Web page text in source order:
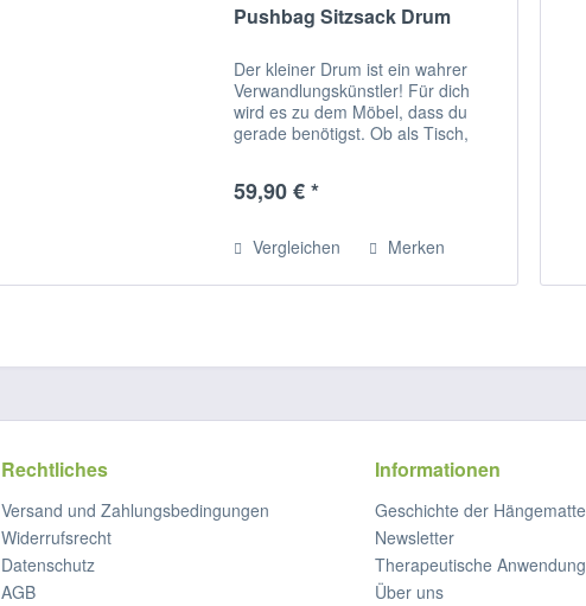
Pushbag Sitzsack Drum
Der kleiner Drum ist ein wahrer
Verwandlungskünstler! Für dich
wird es zu dem Möbel, dass du
gerade benötigst. Ob als Tisch,
wappnet er dich für jede Situation.
59,90 € *
Vergleichen Merken
Rechtliches
Versand und Zahlungsbedingungen
Widerrufsrecht
Datenschutz
AGB
Informationen
Geschichte der Hängematte
Newsletter
Therapeutische Anwendung
Über uns